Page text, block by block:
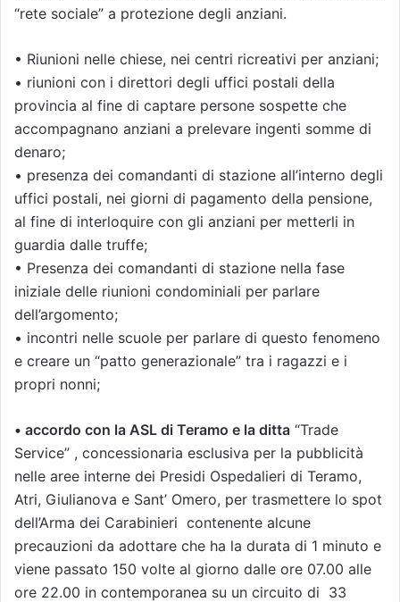
“rete sociale” a protezione degli anziani.
• Riunioni nelle chiese, nei centri ricreativi per anziani;
• riunioni con i direttori degli uffici postali della
provincia al fine di captare persone sospette che
accompagnano anziani a prelevare ingenti somme di
denaro;
• presenza dei comandanti di stazione all’interno degli
uffici postali, nei giorni di pagamento della pensione,
al fine di interloquire con gli anziani per metterli in
guardia dalle truffe;
• Presenza dei comandanti di stazione nella fase
iniziale delle riunioni condominiali per parlare
dell’argomento;
• incontri nelle scuole per parlare di questo fenomeno
e creare un “patto generazionale” tra i ragazzi e i
propri nonni;
• accordo con la ASL di Teramo e la ditta “Trade
Service” , concessionaria esclusiva per la pubblicità
nelle aree interne dei Presidi Ospedalieri di Teramo,
Atri, Giulianova e Sant’ Omero, per trasmettere lo spot
dell’Arma dei Carabinieri contenente alcune
precauzioni da adottare che ha la durata di 1 minuto e
viene passato 150 volte al giorno dalle ore 07.00 alle
ore 22.00 in contemporanea su un circuito di 33